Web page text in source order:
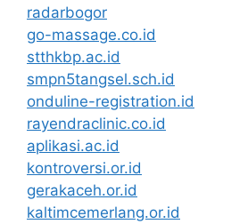
radarbogor
go-massage.co.id
stthkbp.ac.id
smpn5tangsel.sch.id
onduline-registration.id
rayendraclinic.co.id
aplikasi.ac.id
kontroversi.or.id
gerakaceh.or.id
kaltimcemerlang.or.id